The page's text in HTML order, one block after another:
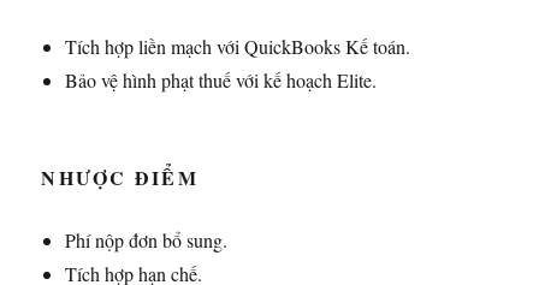
Tích hợp liền mạch với QuickBooks Kế toán.
Bảo vệ hình phạt thuế với kế hoạch Elite.
NHƯỢC ĐIỂM
Phí nộp đơn bổ sung.
Tích hợp hạn chế.